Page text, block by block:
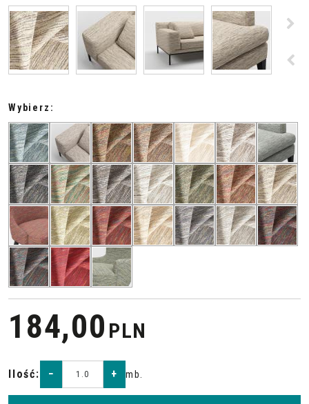
<
Wybierz:
184,00 PLN
Ilość: − + mb.